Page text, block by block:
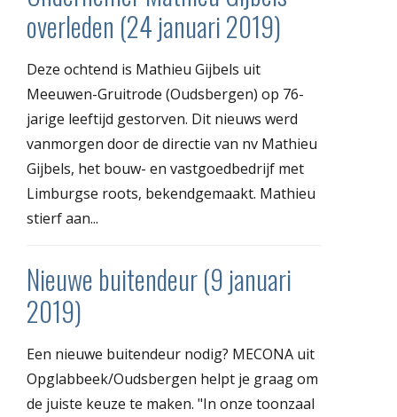
overleden (24 januari 2019)
Deze ochtend is Mathieu Gijbels uit
Meeuwen-Gruitrode (Oudsbergen) op 76-
jarige leeftijd gestorven. Dit nieuws werd
vanmorgen door de directie van nv Mathieu
Gijbels, het bouw- en vastgoedbedrijf met
Limburgse roots, bekendgemaakt. Mathieu
stierf aan...
Nieuwe buitendeur (9 januari
2019)
Een nieuwe buitendeur nodig? MECONA uit
Opglabbeek/Oudsbergen helpt je graag om
de juiste keuze te maken. "In onze toonzaal